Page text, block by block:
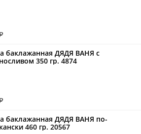
баклажанная ДЯДЯ ВАНЯ с
350 гр. 4874
баклажанная ДЯДЯ ВАНЯ по-
460 гр. 20567